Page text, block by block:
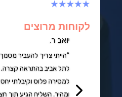
★★★★★
לקוחות מרוצים
יואב ר.
“הייתי צריך להעביר
לתל אביב בהתראה
למסירה פלוס וקיבלתי
ומהיר. השליח הגיע תוך